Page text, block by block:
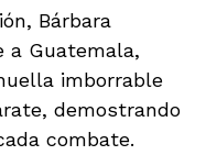
Bárbara
a Guatemala,
imborrable
demostrando
combate.